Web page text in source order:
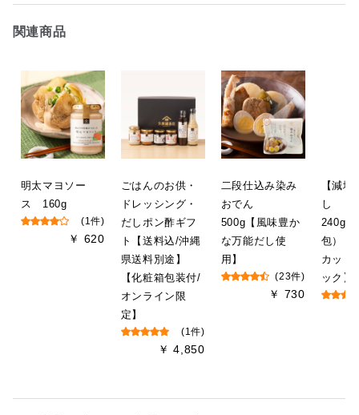
関連商品
明太マヨソー
ス 160g
(1件)
￥ 620
ごはんのお供・
ドレッシング・
だしポン酢ギフ
ト【送料込/沖縄
県送料別途】
【化粧箱包装付/
オンライン限
定】
(1件)
￥ 4,850
二段仕込み染み
おでん
500g【風味豊か
な万能だし使
用】
(23件)
￥ 730
【減
し
240g
包）【
カット
ック】